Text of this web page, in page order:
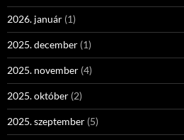
2026. január (1)
2025. december (1)
2025. november (4)
2025. október (2)
2025. szeptember (5)